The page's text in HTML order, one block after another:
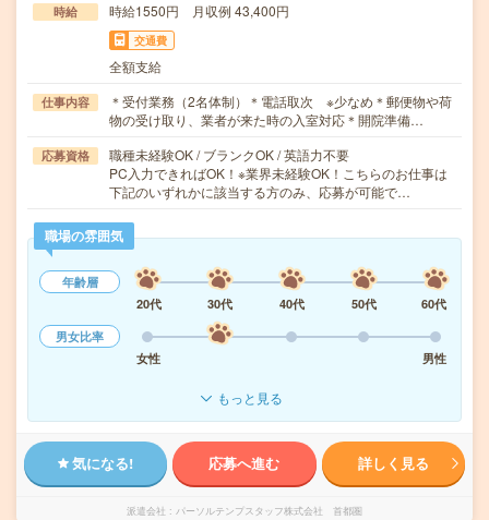
時給 時給1550円 月収例 43,400円
交通費
全額支給
仕事内容
＊受付業務（2名体制）＊電話取次 ※少なめ＊郵便物や荷
物の受け取り、業者が来た時の入室対応＊開院準備…
応募資格
職種未経験OK / ブランクOK / 英語力不要
PC入力できればOK！※業界未経験OK！こちらのお仕事は
下記のいずれかに該当する方のみ、応募が可能で…
職場の雰囲気
年齢層
20代
30代 40代 50代
60代
男女比率
女性
男性
もっと見る
気になる! 応募へ進む 詳しく見る
派遣会社 パーソルテンプスタッフ株式会社 首都圏